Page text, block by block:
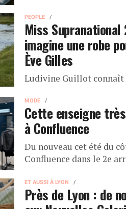
PEOPLE
Miss
imagine une robe
Ève Gilles
Ludivine Guillot connaît
MODE
Cette enseigne
à Confluence
Du nouveau cet été du
Confluence dans le 2e
ET AUSSI À LYON
Près de Lyon : de